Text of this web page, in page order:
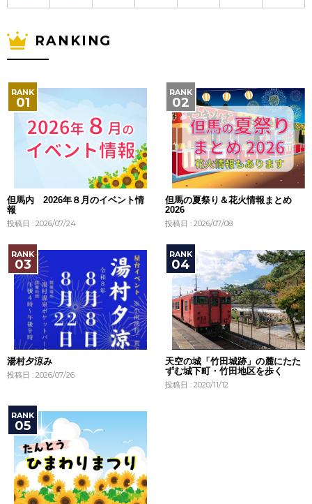
RANKING
但馬内 2026年８月のイベント情
報
投稿日 : 2026/07/24
但馬の夏祭り＆花火情報まとめ
2026
投稿日 : 2026/07/08
湯村夕涼み
投稿日 : 2026/07/26
天空の城「竹田城跡」の麓にたた
ずむ城下町・竹田地区を歩く
投稿日 : 2020/11/12